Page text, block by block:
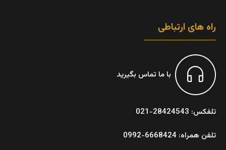
راه های ارتباطی
با ما تماس بگیرید
تلفکس: 28424543-021
تلفن همراه: 6668424-0992